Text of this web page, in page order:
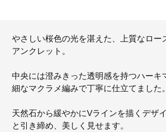
やさしい桜色の光を湛えた、上質なロー
アンクレット。
中央には澄みきった透明感を持つハーキ
細なマクラメ編みで丁寧に仕立てました。
天然石から緩やかにVラインを描くデザ
と引き締め、美しく見せます。